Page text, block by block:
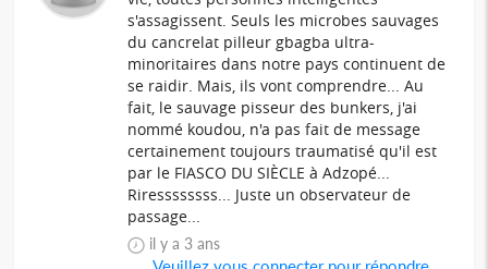
s'assagissent. Seuls les microbes sauvages
du cancrelat pilleur gbagba ultra-
minoritaires dans notre pays continuent de
se raidir. Mais, ils vont comprendre... Au
fait, le sauvage pisseur des bunkers, j'ai
nommé koudou, n'a pas fait de message
certainement toujours traumatisé qu'il est
par le FIASCO DU SIÈCLE à Adzopé...
Riressssssss... Juste un observateur de
passage...
il y a 3 ans